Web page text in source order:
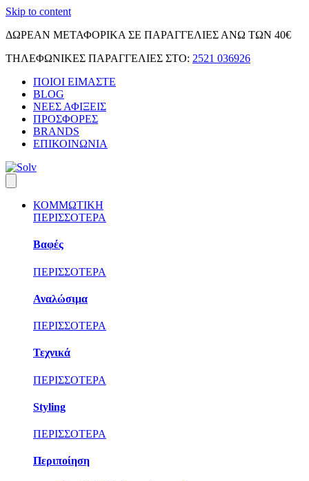
Skip to content
ΔΩΡΕΑΝ ΜΕΤΑΦΟΡΙΚΑ ΣΕ ΠΑΡΑΓΓΕΛΙΕΣ ΑΝΩ ΤΩΝ 40€
ΤΗΛΕΦΩΝΙΚΕΣ ΠΑΡΑΓΓΕΛΙΕΣ ΣΤΟ: 2521 036926
ΠΟΙΟΙ ΕΙΜΑΣΤΕ
BLOG
ΝΕΕΣ ΑΦΙΞΕΙΣ
ΠΡΟΣΦΟΡΕΣ
BRANDS
ΕΠΙΚΟΙΝΩΝΙΑ
ΚΟΜΜΩΤΙΚΗ
ΠΕΡΙΣΣΟΤΕΡΑ
Βαφές
ΠΕΡΙΣΣΟΤΕΡΑ
Αναλώσιμα
ΠΕΡΙΣΣΟΤΕΡΑ
Τεχνικά
ΠΕΡΙΣΣΟΤΕΡΑ
Styling
ΠΕΡΙΣΣΟΤΕΡΑ
Περιποίηση